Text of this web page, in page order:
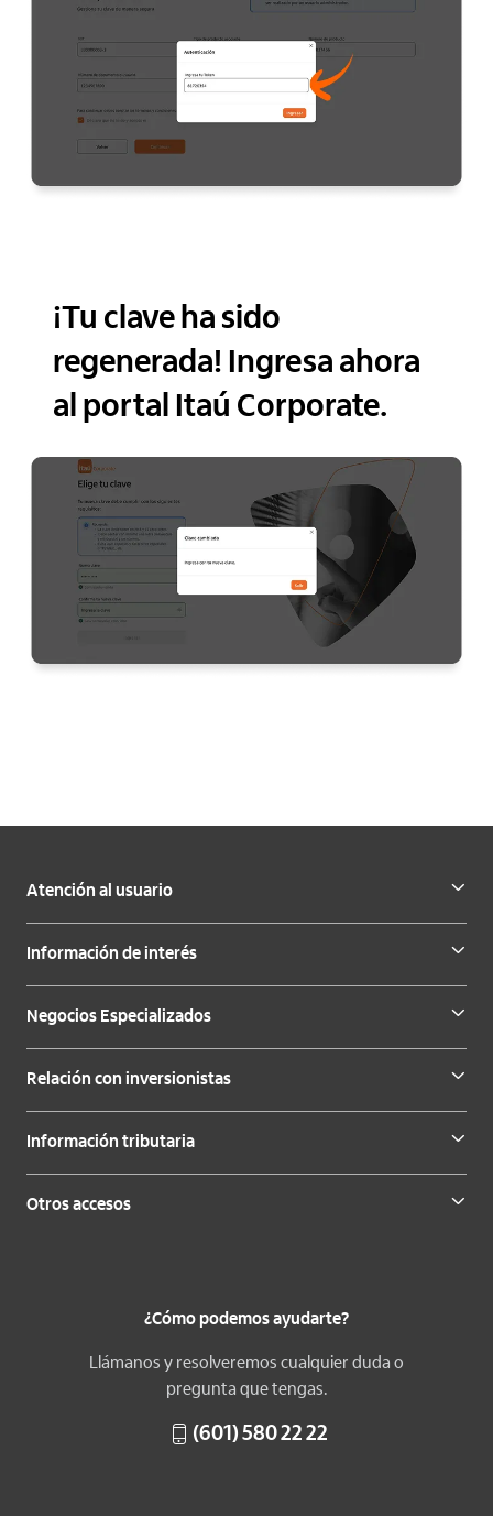
¡Tu clave ha sido
regenerada! Ingresa ahora
al portal Itaú Corporate.
Atención al usuario
Información de interés
Negocios Especializados
Relación con inversionistas
Información tributaria
Otros accesos
¿Cómo podemos ayudarte?
Llámanos y resolveremos cualquier duda o
pregunta que tengas.
(601) 580 22 22